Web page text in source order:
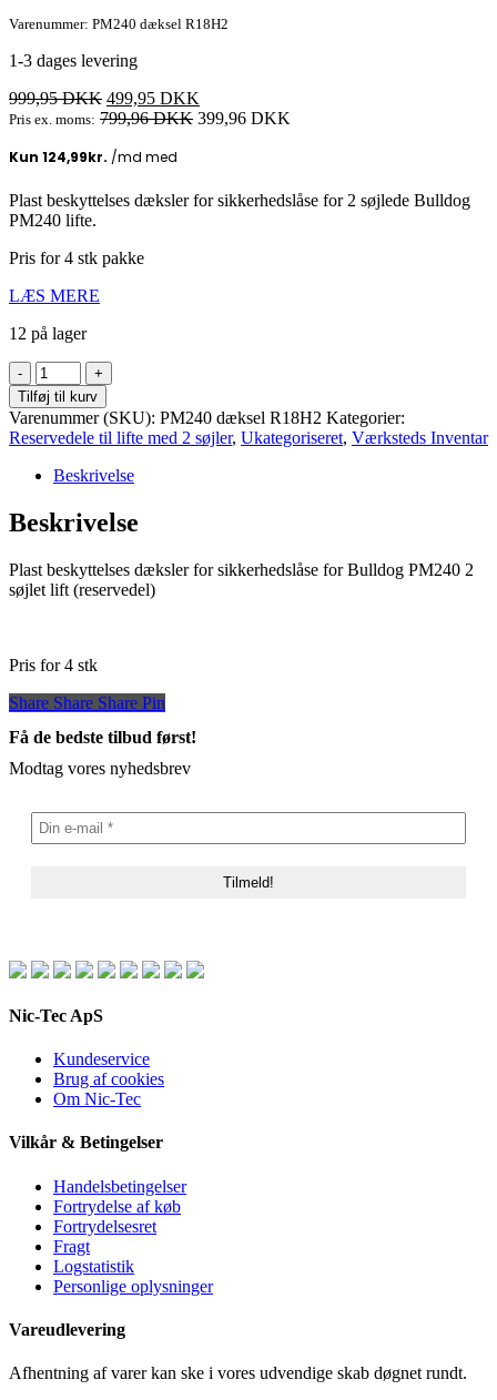
Varenummer: PM240 dæksel R18H2
1-3 dages levering
999,95DKK Den
oprindelige
var:
499,95 DKK
aktuelle
Pris ex. moms: 799,96DKK 399,96 DKK
Plast beskyttelses dæksler for sikkerhedslåse for 2 søjlede Bulldog
PM240 lifte.
Pris for 4 stk pakke
LÆS MERE
12 på lager
Plast
beskyttelses
dæksler
4stk
for
sikkerhedslåse
for
Bulldog
PM240
søjlet
lift
Tilføj til kurv
Varenummer (SKU): PM240 dæksel R18H2 Kategorier:
Reservedele til lifte med 2 søjler, Ukategoriseret, Værksteds Inventar
Beskrivelse
Beskrivelse
Plast beskyttelses dæksler for sikkerhedslåse for Bulldog PM240 2
søjlet lift (reservedel)
Pris for 4 stk
Share
Share Share Share Pin
Få de bedste tilbud først!
Modtag vores nyhedsbrev
Nic-Tec ApS
Kundeservice
Brug af cookies
Om Nic-Tec
Vilkår & Betingelser
Handelsbetingelser
Fortrydelse af køb
Fortrydelsesret
Fragt
Logstatistik
Personlige oplysninger
Vareudlevering
Afhentning af varer kan ske i vores udvendige skab døgnet rundt.